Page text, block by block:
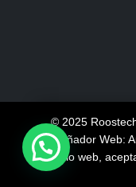
© 2025
Diseñador Web:
sitio web,